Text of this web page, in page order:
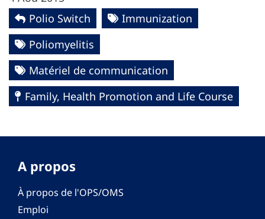
Polio Switch
Immunization
Poliomyelitis
Matériel de communication
Family, Health Promotion and Life Course
A propos
À propos de l'OPS/OMS
Emploi